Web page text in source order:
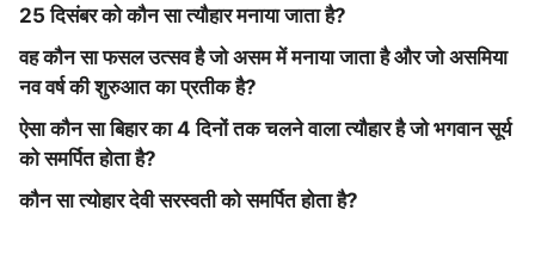
केरल के राष्ट्रीय पर्व का नाम ओणम होता है।
25 दिसंबर को कौन सा त्यौहार मनाया जाता है?
25 दिसंबर को क्रिसमस का त्यौहार मनाया जाता है। यह त्यौहार
ईसा मसीह की याद में मनाया जाता है।
वह कौन सा फसल उत्सव है जो असम में मनाया जाता है और जो असमिया
नव वर्ष की शुरुआत का प्रतीक है?
बोहाग बिहू एक ऐसा फसल उत्सव है जो असम में मनाया जाता है और
जो असमिया नव वर्ष की शुरुआत का प्रतीक है।
ऐसा कौन सा बिहार का 4 दिनों तक चलने वाला त्यौहार है जो भगवान सूर्य
को समर्पित होता है?
छठ पूजा एक ऐसा बिहार का 4 दिनों तक चलने वाला त्यौहार है जो
कौन सा त्योहार देवी सरस्वती को समर्पित होता है?